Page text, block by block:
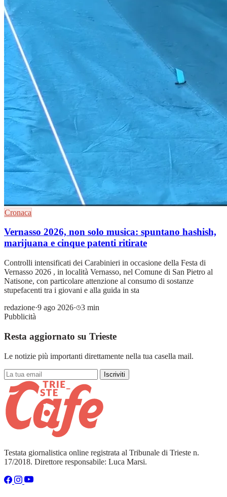
Cronaca
Vernasso 2026, non solo musica: spuntano hashish,
marijuana e cinque patenti ritirate
Controlli intensificati dei Carabinieri in occasione della Festa di
Vernasso 2026 , in località Vernasso, nel Comune di San Pietro al
Natisone, con particolare attenzione al consumo di sostanze
stupefacenti tra i giovani e alla guida in sta
redazione·9 ago 2026·
3 min
Pubblicità
Resta aggiornato su Trieste
Le notizie più importanti direttamente nella tua casella mail.
Iscriviti
Testata giornalistica online registrata al Tribunale di Trieste n.
17/2018. Direttore responsabile: Luca Marsi.